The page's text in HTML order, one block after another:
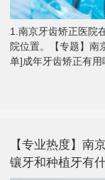
1.南京牙齿矫正医院
院位置。【专题】南
单]成年牙齿矫正有
【专业热度】南
镶牙和种植牙有